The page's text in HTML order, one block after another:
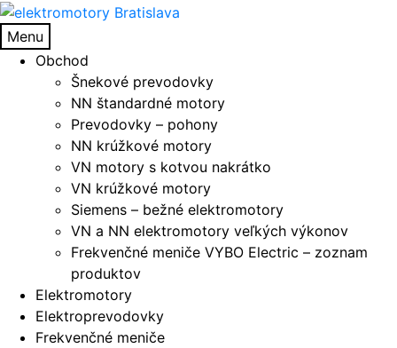
Preskočiť
na
navigáciu
Preskočiť
na
obsah
Menu
Obchod
Šnekové prevodovky
NN štandardné motory
Prevodovky – pohony
NN krúžkové motory
VN motory s kotvou nakrátko
VN krúžkové motory
Siemens – bežné elektromotory
VN a NN elektromotory veľkých výkonov
Frekvenčné meniče VYBO Electric – zoznam
produktov
Elektromotory
Elektroprevodovky
Frekvenčné meniče